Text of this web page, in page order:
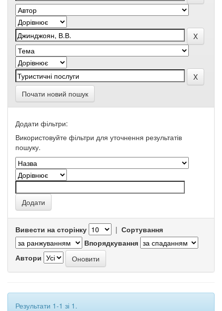
Почати новий пошук
Додати фільтри:
Використовуйте фільтри для уточнення результатів
пошуку.
Вивести на сторінку | Сортування
Впорядкування
Автори
Результати 1-1 зі 1.